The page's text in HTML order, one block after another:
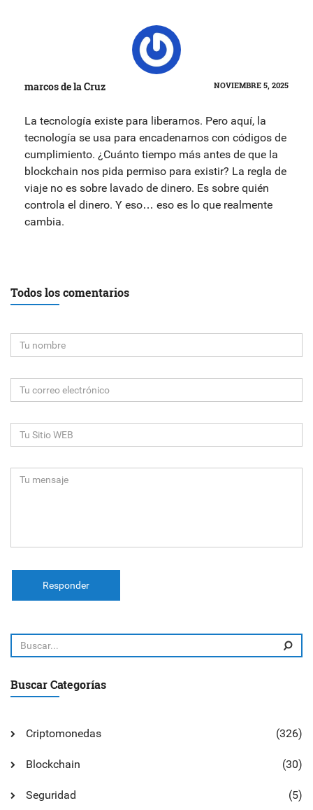
marcos de la Cruz NOVIEMBRE 5, 2025
La tecnología existe para liberarnos. Pero aquí, la
tecnología se usa para encadenarnos con códigos de
cumplimiento. ¿Cuánto tiempo más antes de que la
blockchain nos pida permiso para existir? La regla de
viaje no es sobre lavado de dinero. Es sobre quién
controla el dinero. Y eso… eso es lo que realmente
cambia.
Todos los comentarios
Responder
Buscar Categorías
Criptomonedas (326)
Blockchain (30)
Seguridad (5)